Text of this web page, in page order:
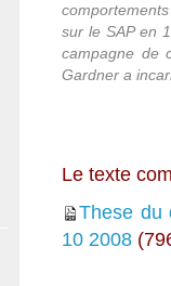
sur le SAP en
campagne de
Gardner a
Le texte
These du
10 2008